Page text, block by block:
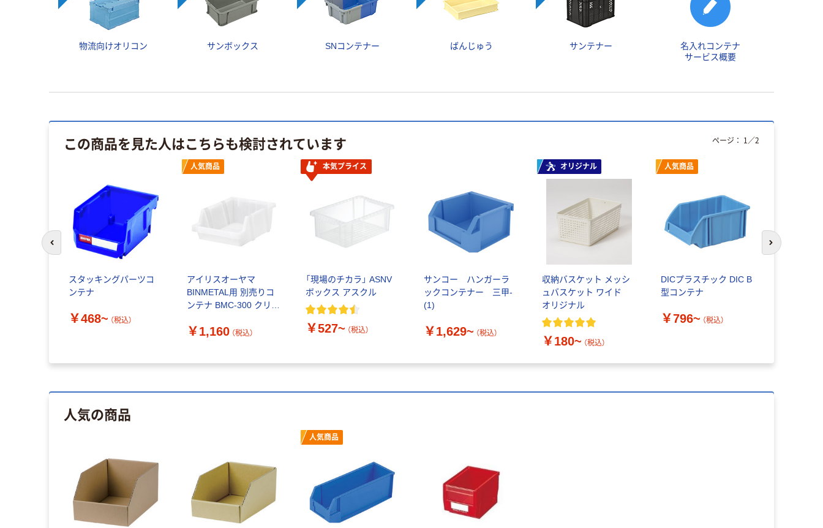
物流向けオリコン サンボックス SNコンテナー ばんじゅう サンテナー
名入れコンテナ
サービス概要
この商品を見た人はこちらも検討されています
スタッキングパーツコ
ンテナ
￥468~ （税込）
人気商品
アイリスオーヤマ
BINMETAL用 別売りコ
ンテナ BMC-300 クリア
￥1,160 （税込）
本気プライス
「現場のチカラ」 ASNV
ボックス アスクル
￥527~ （税込）
サンコー ハンガーラ
ックコンテナー 三甲-
(1)
￥1,629~ （税込）
オリジナル
収納バスケット メッシ
ュバスケット ワイド
オリジナル
￥180~ （税込）
人気商品
DICプラスチック DIC B
型コンテナ
￥796~ （税込）
ページ： 1 ／2
前のスライドへ 次のスライド
人気の商品
人気商品